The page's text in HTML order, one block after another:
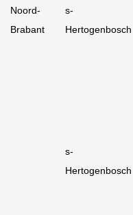
provincie plaats
Noord-
Brabant
s-
Hertogenbosch
s-
Hertogenbosch